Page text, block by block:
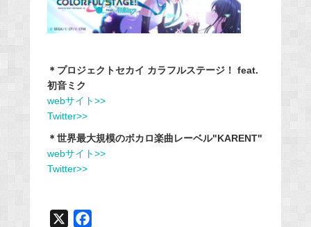
＊プロジェクトセカイ カラフルステージ！ feat.
初音ミク
webサイト>>
Twitter>>
＊世界最大規模のボカロ楽曲レーベル"KARENT"
webサイト>>
Twitter>>